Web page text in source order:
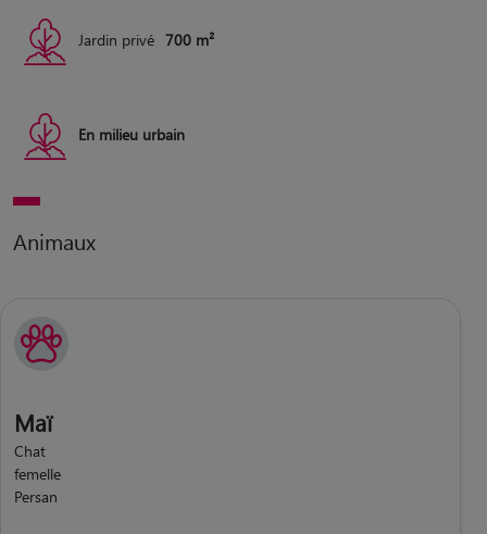
Jardin privé 700 m²
En milieu urbain
Animaux
Maï
Chat
femelle
Persan